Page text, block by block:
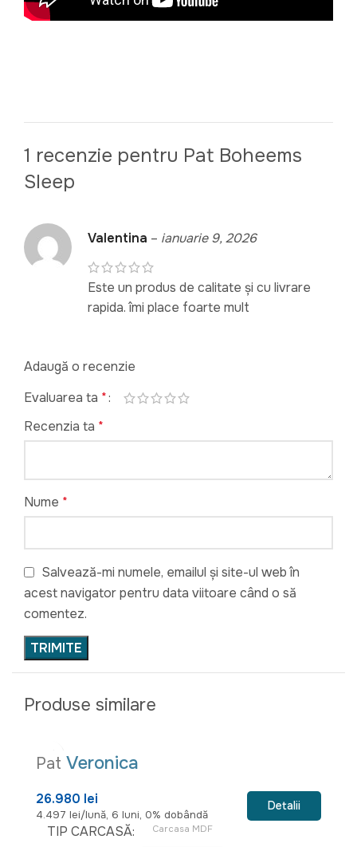
1 recenzie pentru Pat Boheems
Sleep
Valentina – ianuarie 9, 2026
Este un produs de calitate și cu livrare
rapida. îmi place foarte mult
Adaugă o recenzie
Evaluarea ta *
Recenzia ta *
Nume *
Salvează-mi numele, emailul și site-ul web în
acest navigator pentru data viitoare când o să
comentez.
Produse similare
Pat Veronica
26.980 lei
4.497 lei/lună, 6 luni, 0% dobândă
Detalii
TIP CARCASĂ Carcasa MDF